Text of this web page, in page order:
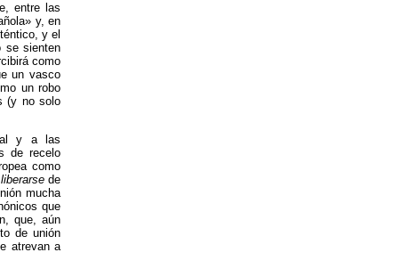
entre las
y, en
y el
se sienten
como
un vasco
un robo
(y no solo
y a las
de recelo
como
liberarsede
mucha
que
que, aún
de unión
atrevan a